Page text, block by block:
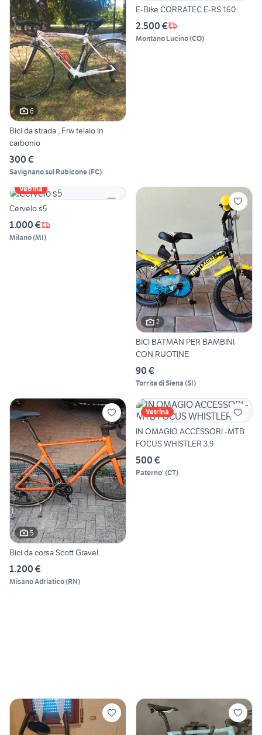
6
Bici da strada , Frw telaio in
carbonio
300 €
Savignano sul Rubicone(FC)
E-Bike CORRATEC E-RS 160 .
2.500 €
Montano Lucino(CO)
Vetrina
Cervelo s5
1.000 €
Milano(MI)
2
BICI BATMAN PER BAMBINI
CON RUOTINE
90 €
Torrita di Siena (SI)
5
Bici da corsa Scott Gravel
1.200 €
Misano Adriatico(RN)
Vetrina
IN OMAGIO ACCESSORI -MTB
FOCUS WHISTLER 3.9
500 €
Paterno' (CT)